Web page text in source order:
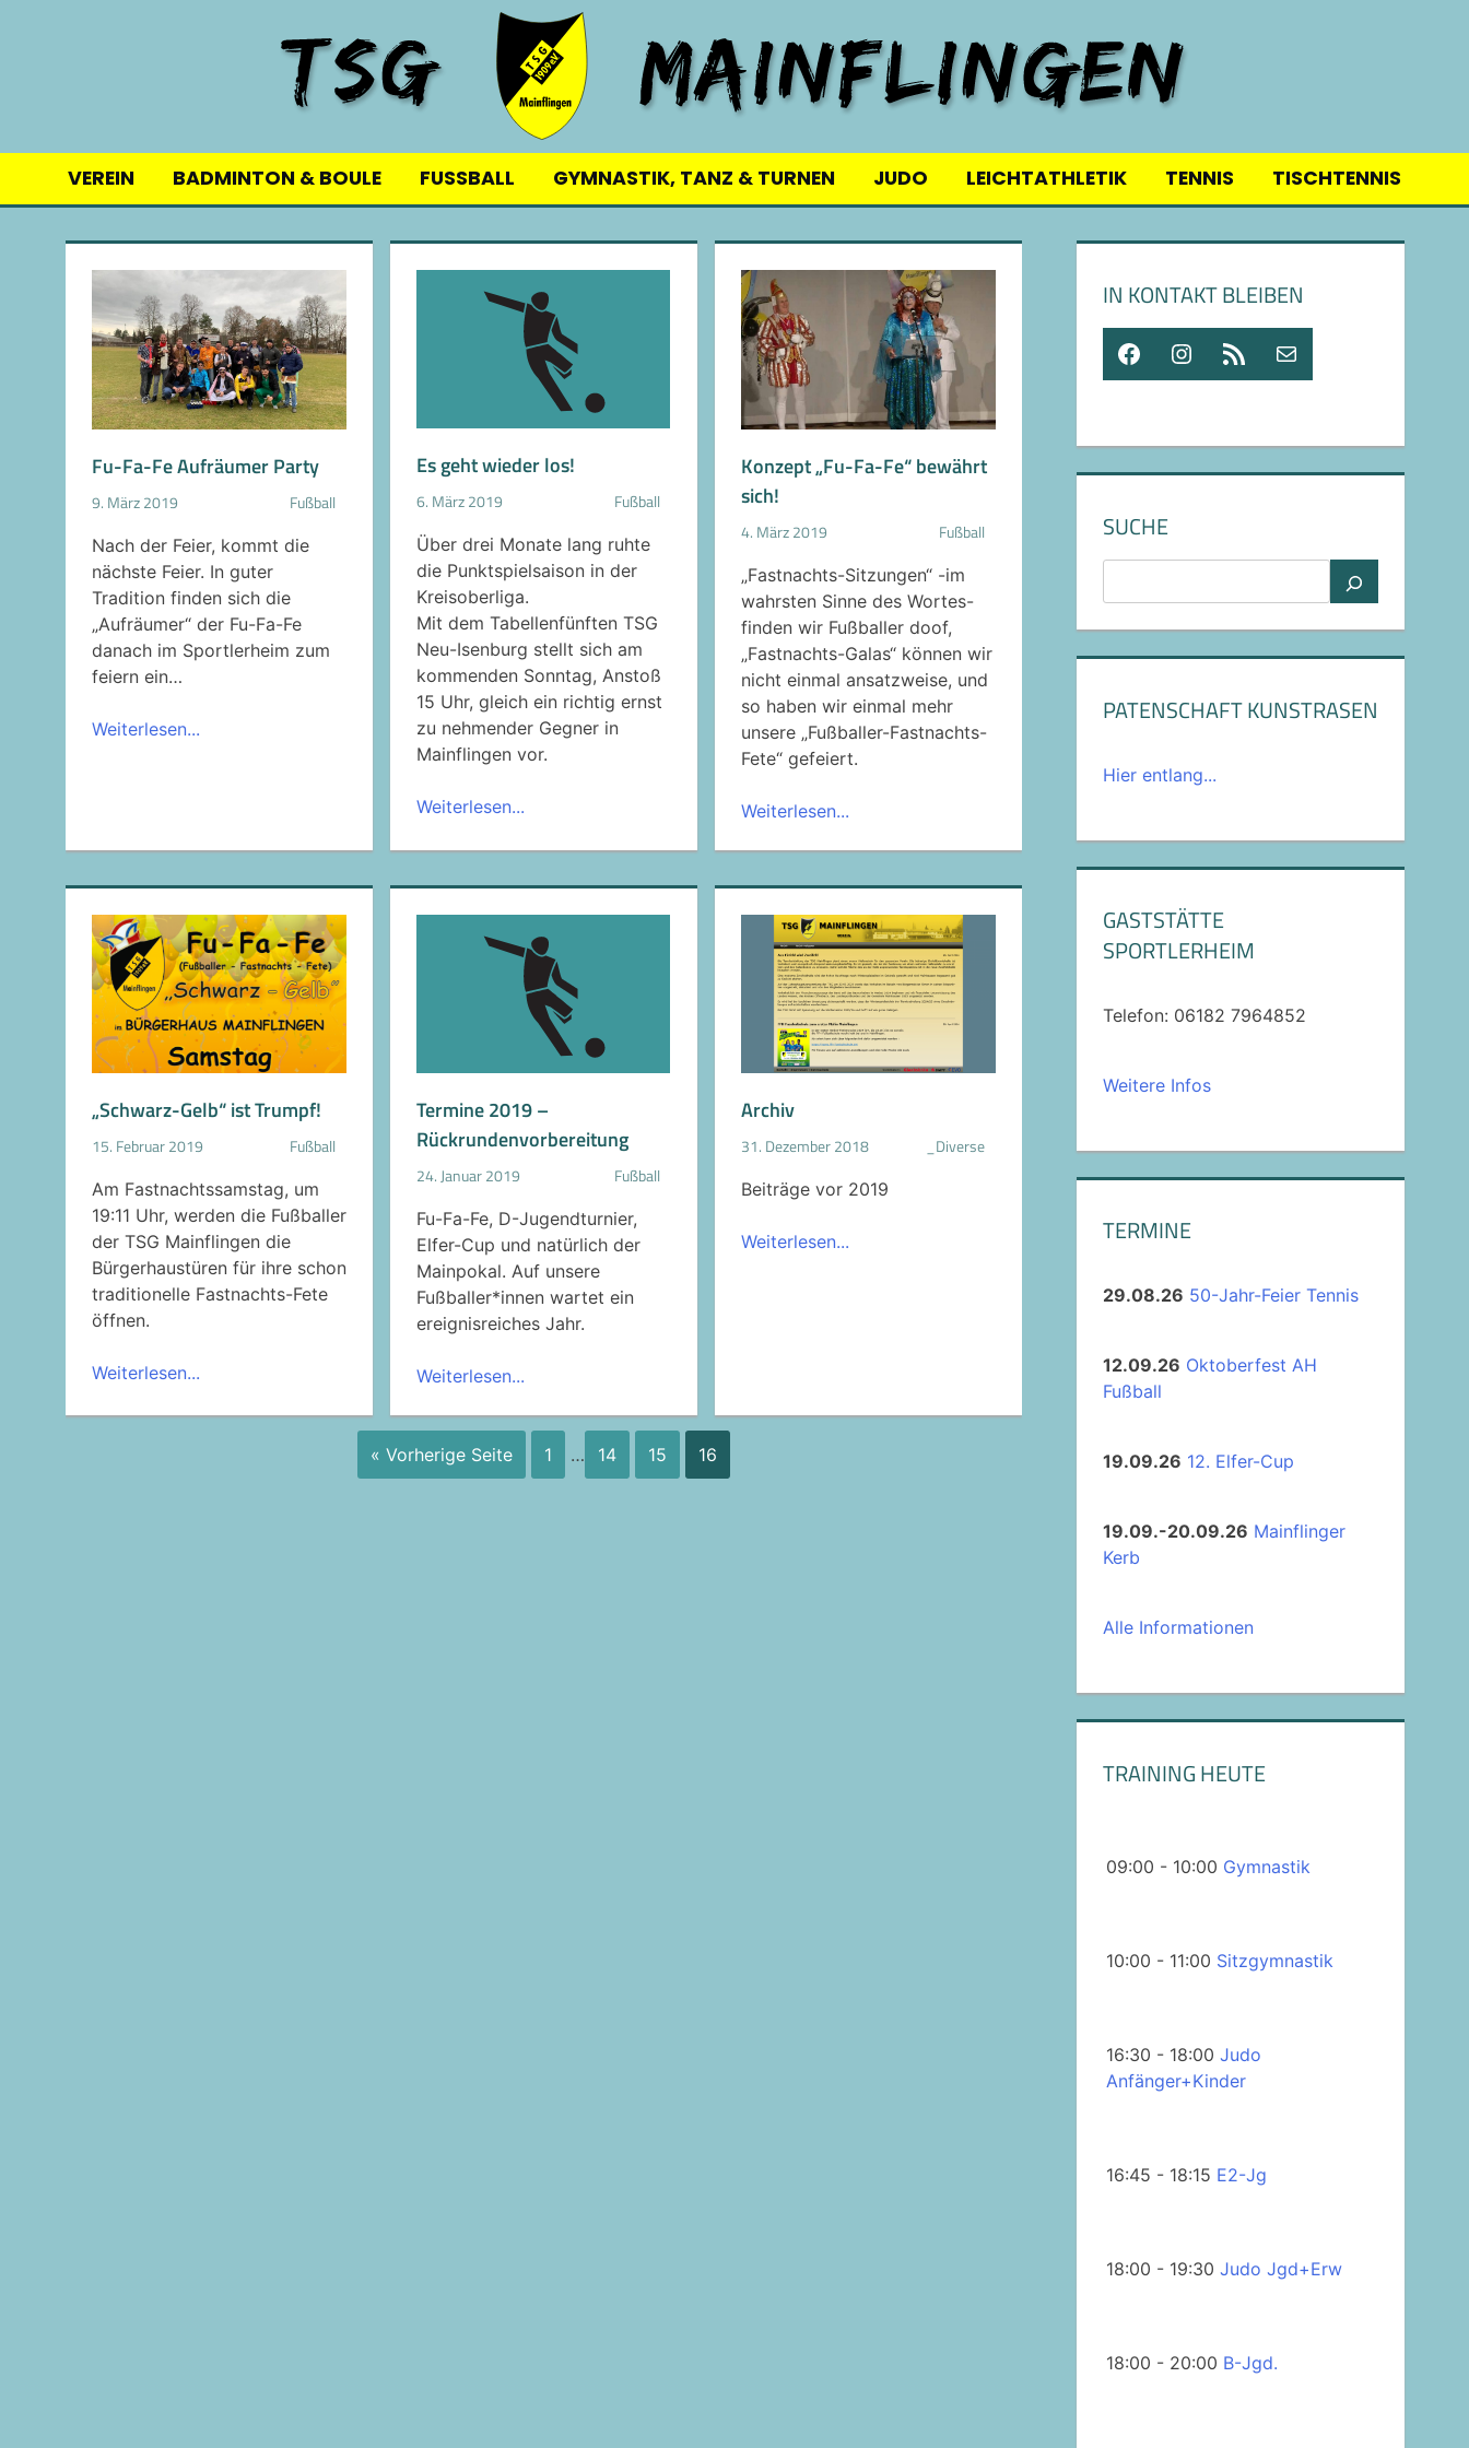
VEREIN BADMINTON & BOULE FUSSBALL GYMNASTIK, TANZ & TURNEN JUDO LEICHTATHLETIK TENNIS TISCHTENNIS
Fu-Fa-Fe Aufräumer Party
9. März 2019 Fußball
Nach der Feier, kommt die
nächste Feier. In guter
Tradition finden sich die
„Aufräumer“ der Fu-Fa-Fe
danach im Sportlerheim zum
feiern ein…
Weiterlesen...
Es geht wieder los!
6. März 2019 Fußball
Über drei Monate lang ruhte
die Punktspielsaison in der
Kreisoberliga.
Mit dem Tabellenfünften TSG
Neu-Isenburg stellt sich am
kommenden Sonntag, Anstoß
15 Uhr, gleich ein richtig ernst
zu nehmender Gegner in
Mainflingen vor.
Weiterlesen...
Konzept „Fu-Fa-Fe“ bewährt
sich!
4. März 2019 Fußball
„Fastnachts-Sitzungen“ -im
wahrsten Sinne des Wortes-
finden wir Fußballer doof,
„Fastnachts-Galas“ können wir
nicht einmal ansatzweise, und
so haben wir einmal mehr
unsere „Fußballer-Fastnachts-
Fete“ gefeiert.
Weiterlesen...
„Schwarz-Gelb“ ist Trumpf!
15. Februar 2019 Fußball
Am Fastnachtssamstag, um
19:11 Uhr, werden die Fußballer
der TSG Mainflingen die
Bürgerhaustüren für ihre schon
traditionelle Fastnachts-Fete
öffnen.
Weiterlesen...
Termine 2019 –
Rückrundenvorbereitung
24. Januar 2019 Fußball
Fu-Fa-Fe, D-Jugendturnier,
Elfer-Cup und natürlich der
Mainpokal. Auf unsere
Fußballer*innen wartet ein
ereignisreiches Jahr.
Weiterlesen...
Archiv
31. Dezember 2018 _Diverse
Beiträge vor 2019
Weiterlesen...
« Vorherige Seite 1 … 14 15 16
IN KONTAKT BLEIBEN
Facebook
Instagram
RSS-FeedE-Mail
SUCHE
PATENSCHAFT KUNSTRASEN
Hier entlang...
GASTSTÄTTE
SPORTLERHEIM
Telefon: 06182 7964852
Weitere Infos
TERMINE
29.08.26 50-Jahr-Feier Tennis
12.09.26 Oktoberfest AH
Fußball
19.09.26 12. Elfer-Cup
19.09.-20.09.26 Mainflinger
Kerb
Alle Informationen
TRAINING HEUTE
09:00 - 10:00 Gymnastik
10:00 - 11:00 Sitzgymnastik
16:30 - 18:00 Judo
Anfänger+Kinder
16:45 - 18:15 E2-Jg
18:00 - 19:30 Judo Jgd+Erw
18:00 - 20:00 B-Jgd.